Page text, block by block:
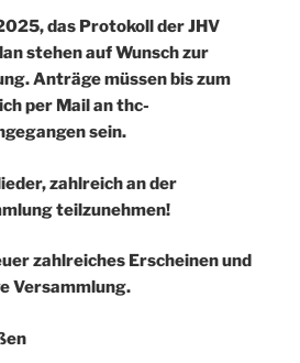
das Protokoll der JHV
stehen auf Wunsch zur
Anträge müssen bis zum
per Mail an thc-
sein.
zahlreich an der
teilzunehmen!
zahlreiches Erscheinen und
Versammlung.